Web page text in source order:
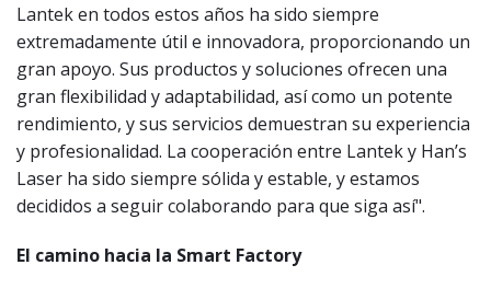
Lantek en todos estos años ha sido siempre
extremadamente útil e innovadora, proporcionando un
gran apoyo. Sus productos y soluciones ofrecen una
gran flexibilidad y adaptabilidad, así como un potente
rendimiento, y sus servicios demuestran su experiencia
y profesionalidad. La cooperación entre Lantek y Han’s
Laser ha sido siempre sólida y estable, y estamos
decididos a seguir colaborando para que siga así".
El camino hacia la Smart Factory